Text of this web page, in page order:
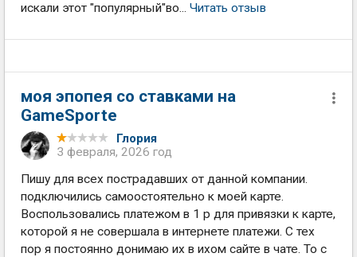
искали этот "популярный"во... Читать отзыв
моя эпопея со ставками на
GameSporte
Глория
3 февраля, 2026 год
Пишу для всех пострадавших от данной компании.
подключились cамоостоятельно к моей карте.
Воспользовались платежом в 1 р для привязки к карте,
которой я не совершала в интернете платежи. С тех
пор я постоянно донимаю их в ихом сайте в чате. То с